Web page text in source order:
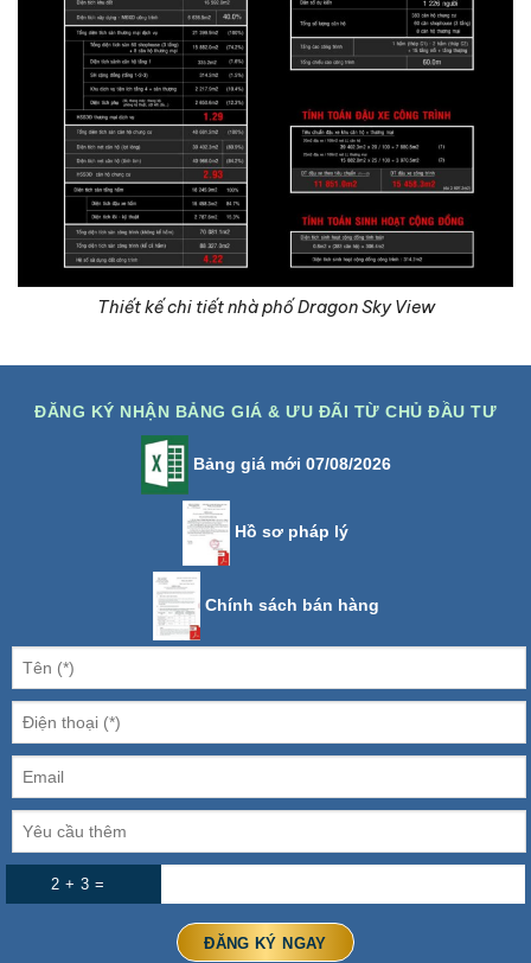
Thiết kế chi tiết nhà phố Dragon Sky View
ĐĂNG KÝ NHẬN BẢNG GIÁ & ƯU ĐÃI TỪ CHỦ ĐẦU TƯ
Bảng giá mới 07/08/2026
Hồ sơ pháp lý
Chính sách bán hàng
2 + 3 =